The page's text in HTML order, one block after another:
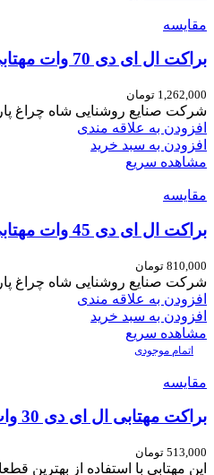
مقایسه
براکت ال ای دی 70 وات مهتابی شاهچراغ مدل FTL
1,262,000 تومان
شرکت صنایع روشنایی شاه چراغ
افزودن به علاقه مندی
افزودن به سبد خرید
مشاهده سریع
مقایسه
براکت ال ای دی 45 وات مهتابی شاهچراغ مدل FTL
810,000 تومان
شرکت صنایع روشنایی شاه چراغ
افزودن به علاقه مندی
افزودن به سبد خرید
مشاهده سریع
اتمام موجودی
مقایسه
براکت مهتابی ال ای دی 30 وات مهتابی شاهچراغ مدل FTL
513,000 تومان
این مهتابی با استفاده از